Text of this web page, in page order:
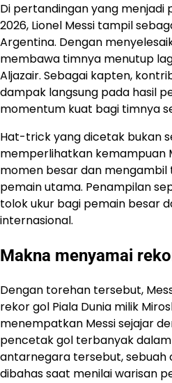
Di pertandingan yang menjadi
2026, Lionel Messi tampil
Argentina. Dengan
membawa timnya menutup
Aljazair. Sebagai kapten,
dampak langsung pada hasil
momentum kuat bagi timnya
Hat-trick yang dicetak bukan
memperlihatkan kemampuan
momen besar dan mengambil
pemain utama. Penampilan
tolok ukur bagi pemain besar
internasional.
Makna menyamai
Dengan torehan tersebut,
rekor gol Piala Dunia milik
menempatkan Messi sejajar
pencetak gol terbanyak
antarnegara tersebut, sebuah
dibahas saat menilai warisan